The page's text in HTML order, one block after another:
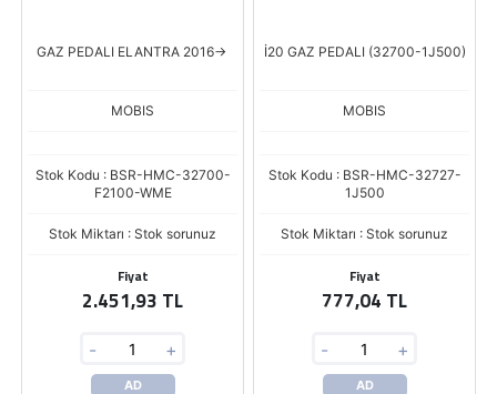
GAZ PEDALI ELANTRA 2016->
MOBIS
Stok Kodu : BSR-HMC-32700-
F2100-WME
Stok Miktarı : Stok sorunuz
Fiyat
2.451,93 TL
- +
AD
İ20 GAZ PEDALI (32700-1J500)
MOBIS
Stok Kodu : BSR-HMC-32727-
1J500
Stok Miktarı : Stok sorunuz
Fiyat
777,04 TL
- +
AD